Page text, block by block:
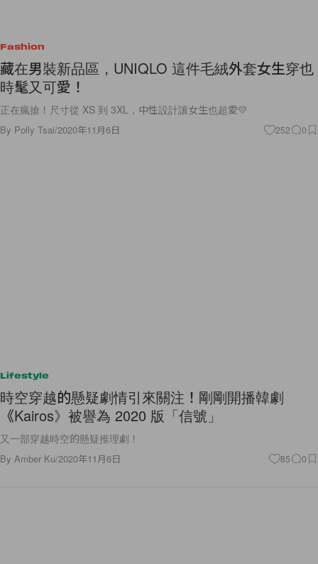
Fashion
藏在男裝新品區，UNIQLO 這件毛絨外套女生穿也
時髦又可愛！
正在瘋搶！尺寸從 XS 到 3XL，中性設計讓女生也超愛💛
By Polly Tsai/2020年11月6日 252 0
Lifestyle
時空穿越的懸疑劇情引來關注！剛剛開播韓劇
《Kairos》被譽為 2020 版「信號」
又一部穿越時空的懸疑推理劇！
By Amber Ku/2020年11月6日 85 0